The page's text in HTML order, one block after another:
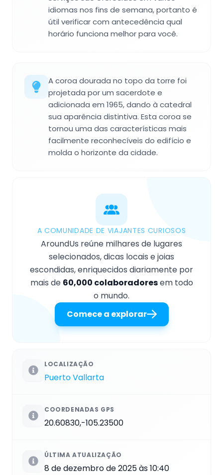
idiomas nos fins de semana, portanto é
útil verificar com antecedência qual
horário funciona melhor para você.
A coroa dourada no topo da torre foi
projetada por um sacerdote e
adicionada em 1965, dando à catedral
sua aparência distintiva. Esta coroa se
tornou uma das características mais
facilmente reconhecíveis do edifício e
molda o horizonte da cidade.
A COMUNIDADE DE VIAJANTES CURIOSOS
AroundUs reúne milhares de lugares
selecionados, dicas locais e joias
escondidas, enriquecidos diariamente por
mais de 60,000 colaboradoresem todo
o mundo.
Comece a explorar
LOCALIZAÇÃO
Puerto Vallarta
COORDENADAS GPS
20.60830,-105.23500
ÚLTIMA ATUALIZAÇÃO
8 de dezembro de 2025 às 10:40